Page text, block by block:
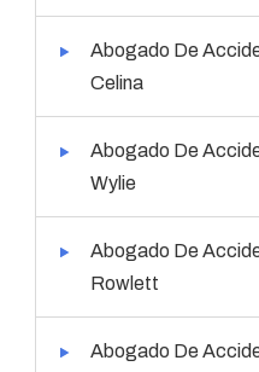
Abogado De
Celina
Abogado De
Wylie
Abogado De
Rowlett
Abogado De